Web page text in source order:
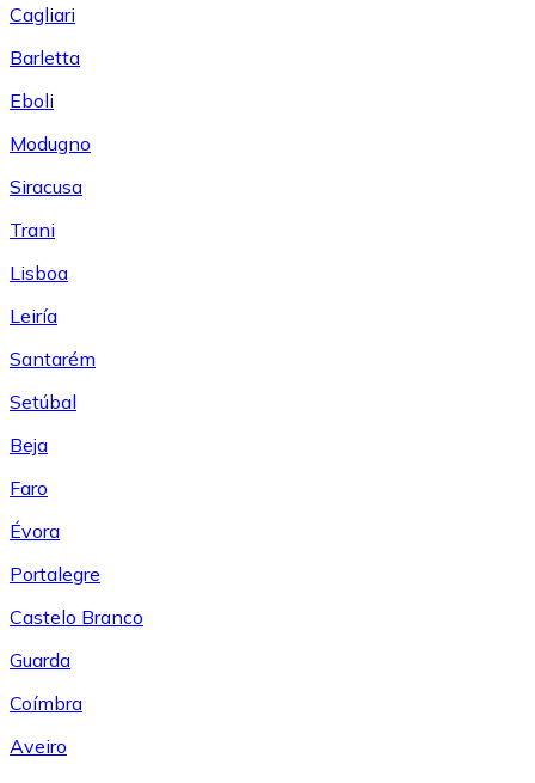
Cagliari
Barletta
Eboli
Modugno
Siracusa
Trani
Lisboa
Leiría
Santarém
Setúbal
Beja
Faro
Évora
Portalegre
Castelo Branco
Guarda
Coímbra
Aveiro